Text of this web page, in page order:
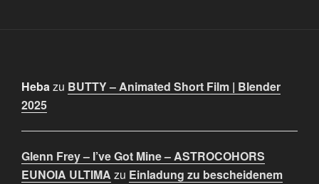
Hebazu BUTTY – Animated Short Film | Blender
2025
Glenn Frey – I’ve Got Mine – ASTROCOHORS
EUNOIA ULTIMA zu Einladung zu bescheidenem